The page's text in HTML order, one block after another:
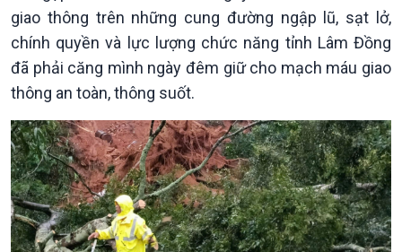
Quốc hội với cử tri
Xây dựng đảng
Đảng trong cuộc sống
Nhận diện sự thật
Pháp luật và đời sống
Hồ sơ sự kiện quốc tế
Thế giới & Việt Nam
Biên cương - Một dải vững
bền
Kinh tế
Tin Kinh tế
Trước giờ mở cửa
Dòng chảy Kinh tế
Nông nghiệp & Biển đảo
Tin Nông nghiệp & Biển
đảo
Mùa vàng
giao thông trên những cung đường ngập lũ, sạt lở,
chính quyền và lực lượng chức năng tỉnh Lâm Đồng
đã phải căng mình ngày đêm giữ cho mạch máu giao
thông an toàn, thông suốt.